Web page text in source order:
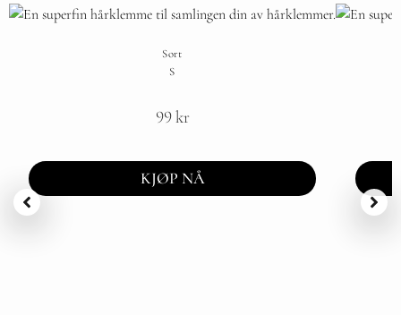
Sort
S
99kr
KJØP NÅ